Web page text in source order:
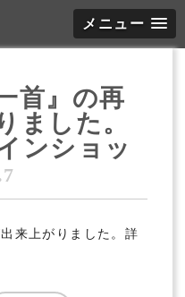
メニュー
首』の再
ました。
ンショッ
来上がりました。詳